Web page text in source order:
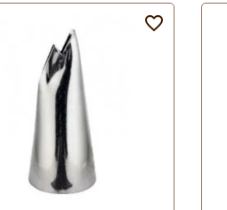
